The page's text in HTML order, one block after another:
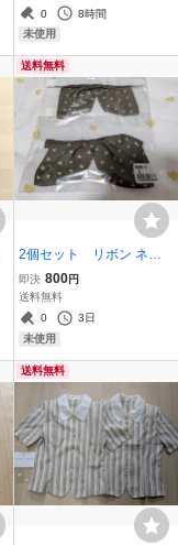
0
8時間
未使用
送料無料
2個セット リボン ネク
タイ 制服 女子 学生 新
品 コスプレ スクールリボ
ン
即決 800円
送料無料
0
3日
未使用
送料無料